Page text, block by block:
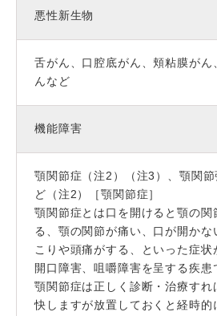
悪性新生物
舌がん、口腔底がん、頬粘膜がん
んなど
機能障害
顎関節症（注2）（注3）、顎関
ど（注2）［顎関節症］
顎関節症とは口を開けると顎の関
る、顎の関節が痛い、口が開かな
こりや頭痛がする、といった症状
開口障害、咀嚼障害を呈する疾患
顎関節症は正しく診断・治療すれ
快しますが放置しておくと経時的